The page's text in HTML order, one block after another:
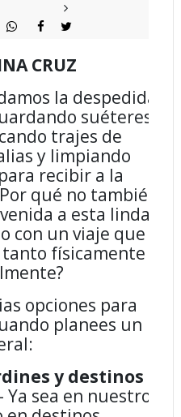
CRUZ
la despedida
suéteres
trajes de
y limpiando
recibir a la
qué no también
a esta linda
con un viaje que
tanto físicamente
opciones para
planees un
y destinos
Ya sea en nuestro